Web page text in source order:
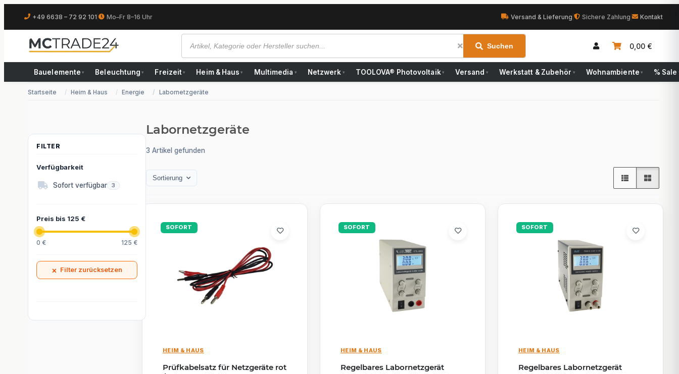
+49 6638 – 72 92 101 Mo–Fr 8–16 Uhr Versand & Lieferung Sichere Zahlung Kontakt
Suchen 0,00 €
Bauelemente ▾ Beleuchtung ▾ Freizeit ▾ Heim & Haus ▾ Multimedia ▾ Netzwerk ▾ TOOLOVA® Photovoltaik ▾ Versand ▾ Werkstatt & Zubehör ▾ Wohnambiente ▾ % Sale
Startseite Heim & Haus Energie Labornetzgeräte
Labornetzgeräte
3 Artikel gefunden
Sortierung
SOFORT
HEIM & HAUS
Prüfkabelsatz für Netzgeräte rot
SOFORT
HEIM & HAUS
Regelbares Labornetzgerät
SOFORT
HEIM & HAUS
Regelbares Labornetzgerät
Verfügbarkeit
Sofort verfügbar 3 Artikel gefunden
Preis bis 125 €
0 € 125 €
× Filter zurücksetzen